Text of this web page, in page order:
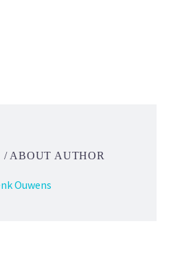
/ ABOUT AUTHOR
Ouwens